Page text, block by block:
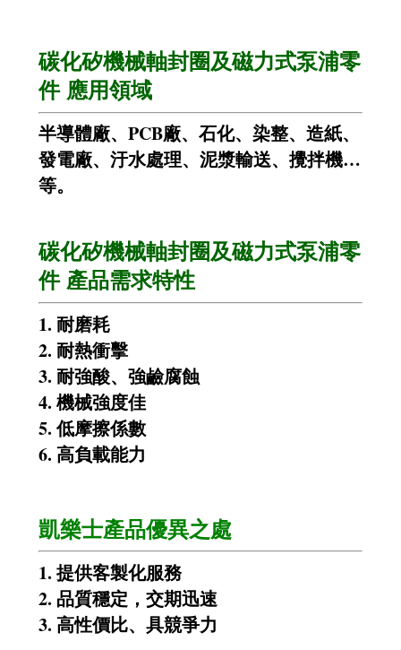
碳化矽機械軸封圈及磁力式泵浦零
件 應用領域
半導體廠、PCB廠、石化、染整、造紙、
發電廠、汙水處理、泥漿輸送、攪拌機…
等。
碳化矽機械軸封圈及磁力式泵浦零
件 產品需求特性
1. 耐磨耗
2. 耐熱衝擊
3. 耐強酸、強鹼腐蝕
4. 機械強度佳
5. 低摩擦係數
6. 高負載能力
凱樂士產品優異之處
1. 提供客製化服務
2. 品質穩定，交期迅速
3. 高性價比、具競爭力